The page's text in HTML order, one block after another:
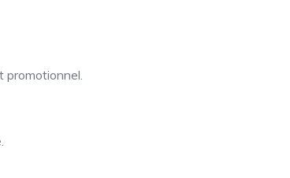
promotionnel.